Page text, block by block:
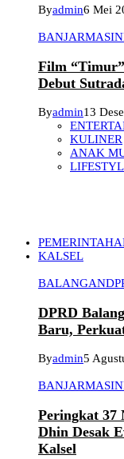
Byadmin6 Mei
BANJARMASIN
Film
Debut
Byadmin13
KULINER
ANAK
KALSEL
BALANGAN
DPRD
Baru,
Byadmin5
BANJARMASIN
Peringkat 37
Dhin Desak
Kalsel